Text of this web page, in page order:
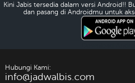
Kini Jabis tersedia dalam versi Android!!
dan pasang di Androidmu untuk
Hubungi Kami:
info@jadwalbis.com